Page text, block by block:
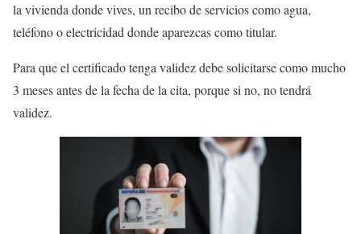
la vivienda donde vives, un recibo de servicios como agua,
teléfono o electricidad donde aparezcas como titular.
Para que el certificado tenga validez debe solicitarse como mucho
3 meses antes de la fecha de la cita, porque si no, no tendrá
validez.